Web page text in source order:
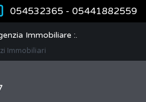
054532365 - 05441882559
Immobiliari